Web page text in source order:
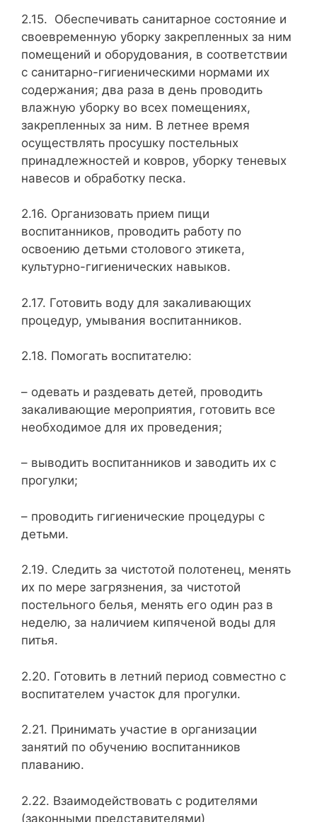
2.15. Обеспечивать санитарное состояние и
своевременную уборку закреплен­ных за ним
помещений и оборудования, в соответствии
с санитарно-гигиеническими нормами их
содержания; два раза в день проводить
влажную уборку во всех помещениях,
закрепленных за ним. В летнее время
осуществлять просушку постельных
принадлежностей и ковров, уборку теневых
навесов и обработку песка.
2.16. Организовать прием пищи
воспитанников, про­водить работу по
освоению детьми столового этикета,
культурно-гигиенических навыков.
2.17. Готовить воду для закаливающих
процедур, умывания воспитанников.
2.18. Помогать воспитателю:
– одевать и раздевать детей, проводить
закаливающие мероп­риятия, готовить все
необходимое для их проведения;
– выводить воспитанников и заводить их с
прогулки;
– проводить гигиенические процедуры с
детьми.
2.19. Следить за чистотой полотенец, менять
их по мере загрязнения, за чистотой
постельного белья, менять его один раз в
неделю, за наличием кипяченой воды для
питья.
2.20. Готовить в летний период совместно с
воспитателем уча­сток для прогулки.
2.21. Принимать участие в организации
занятий по обучению воспитанников
плаванию.
2.22. Взаимодействовать с родителями
(законными представителями)